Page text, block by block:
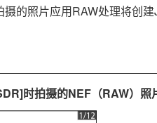
摄的照片应用RAW处理将创建
]时拍摄的NEF（RAW）照